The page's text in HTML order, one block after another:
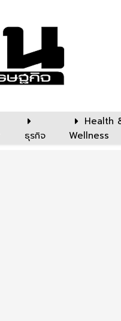
ธุรกิจ
Health
Wellness